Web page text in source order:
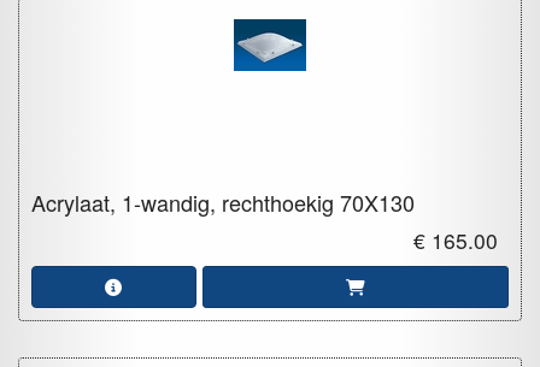
Acrylaat, 1-wandig, rechthoekig 70X130
€ 165.00